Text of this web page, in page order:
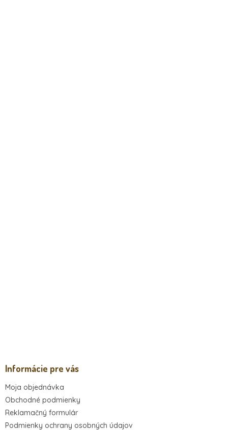
Informácie pre vás
Moja objednávka
Obchodné podmienky
Reklamačný formulár
Podmienky ochrany osobných údajov